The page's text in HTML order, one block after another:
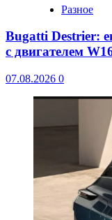
Разное
Bugatti Destrier:
с двигателем
07.08.2026 0